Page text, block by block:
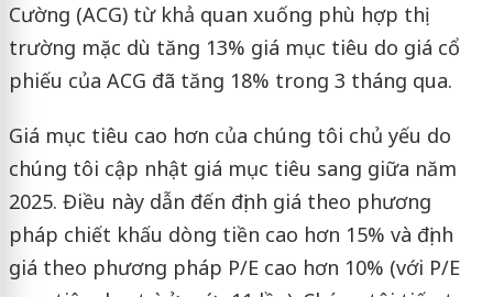
Cường (ACG) từ khả quan xuống phù hợp thị
trường mặc dù tăng 13% giá mục tiêu do giá cổ
phiếu của ACG đã tăng 18% trong 3 tháng qua.
Giá mục tiêu cao hơn của chúng tôi chủ yếu do
chúng tôi cập nhật giá mục tiêu sang giữa năm
2025. Điều này dẫn đến định giá theo phương
pháp chiết khấu dòng tiền cao hơn 15% và định
giá theo phương pháp P/E cao hơn 10% (với P/E